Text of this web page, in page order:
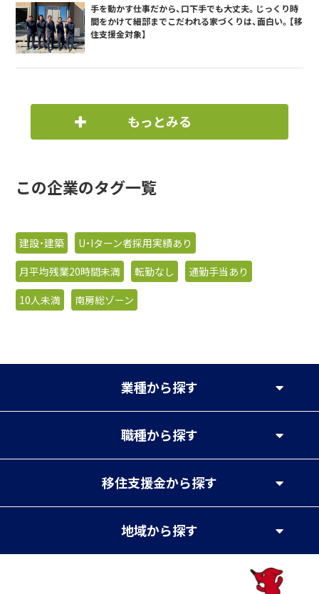
手を動かす仕事だから、口下手でも大丈夫。じっくり時
間をかけて細部までこだわれる家づくりは、面白い。【移
住支援金対象】
もっとみる
この企業のタグ一覧
建設・建築
U・Iターン者採用実績あり
月平均残業20時間未満
転勤なし
通勤手当あり
10人未満
南房総ゾーン
業種から探す
職種から探す
移住支援金から探す
地域から探す